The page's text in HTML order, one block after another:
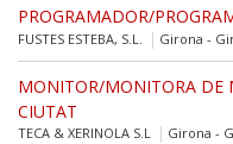
PROGRAMADOR/
FUSTES ESTEBA, S.L.
Girona -
MONITOR/MONITORA DE
CIUTAT
TECA & XERINOLA S.L Girona -